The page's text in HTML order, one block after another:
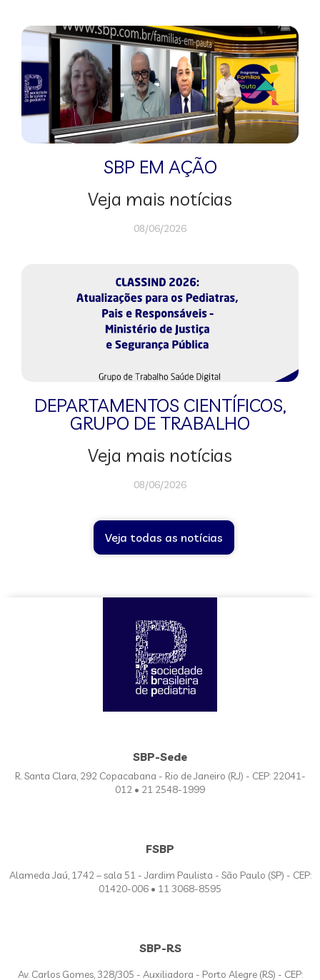
SBP EM AÇÃO
Veja mais notícias
08/06/2026
DEPARTAMENTOS CIENTÍFICOS,
GRUPO DE TRABALHO
Veja mais notícias
08/06/2026
Veja todas as notícias
SBP-Sede
R. Santa Clara, 292 Copacabana - Rio de Janeiro (RJ) - CEP: 22041-
012 • 21 2548-1999
FSBP
Alameda Jaú, 1742 – sala 51 - Jardim Paulista - São Paulo (SP) - CEP:
01420-006 • 11 3068-8595
SBP-RS
Av. Carlos Gomes, 328/305 - Auxiliadora - Porto Alegre (RS) - CEP: